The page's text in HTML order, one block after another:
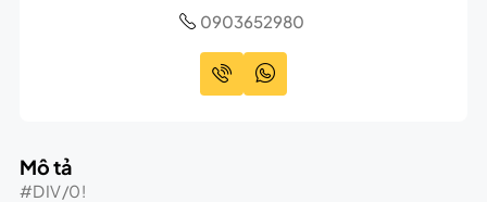
0903652980
Mô tả
#DIV/0!